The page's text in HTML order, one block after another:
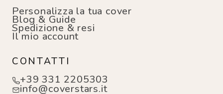
Personalizza la tua cover
Blog & Guide
Spedizione & resi
Il mio account
CONTATTI
+39 331 2205303
info@coverstars.it